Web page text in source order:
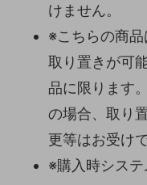
けません。
※こちらの商
取り置きが可
品に限ります
の場合、取り
更等はお受け
※購入時シス